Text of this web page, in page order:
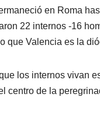
en Roma
22 internos -16
que Valencia es la
los internos vivan
centro de la